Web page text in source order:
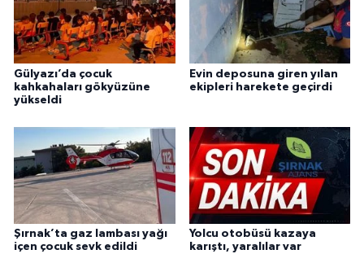
Gülyazı’da çocuk
kahkahaları gökyüzüne
yükseldi
Evin deposuna giren yılan
ekipleri harekete geçirdi
Şırnak’ta gaz lambası yağı
içen çocuk sevk edildi
Yolcu otobüsü kazaya
karıştı, yaralılar var